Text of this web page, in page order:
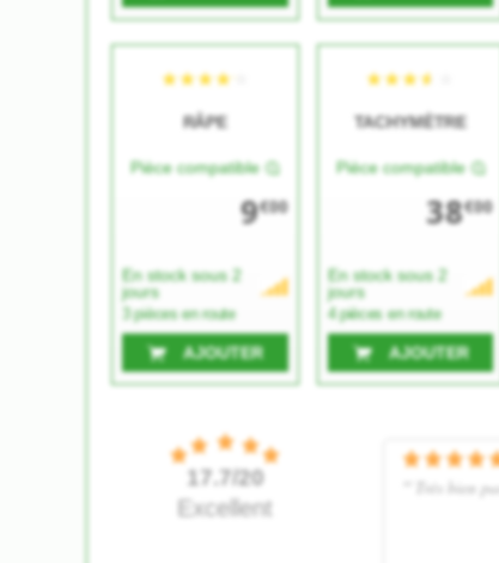
RÂPE
Pièce compatible
9€00
En stock sous 2
jours
3 pièces en route
AJOUTER
TACHYMÈTRE
Pièce compatible
38€00
En stock sous 2
jours
4 pièces en route
AJOUTER